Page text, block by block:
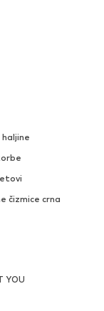
čizmice crna
YOU